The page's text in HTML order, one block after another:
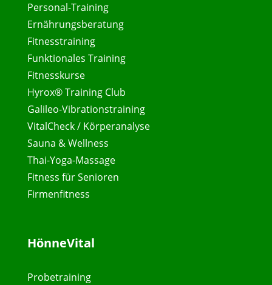
Personal-Training
Ernährungsberatung
Fitnesstraining
Funktionales Training
Fitnesskurse
Hyrox® Training Club
Galileo-Vibrationstraining
VitalCheck / Körperanalyse
Sauna & Wellness
Thai-Yoga-Massage
Fitness für Senioren
Firmenfitness
HönneVital
Probetraining